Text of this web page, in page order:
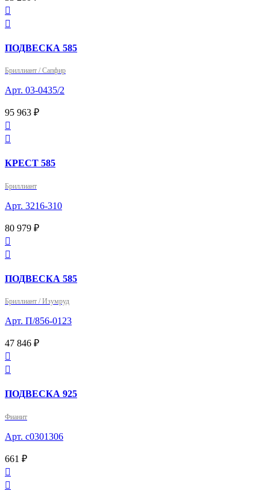


ПОДВЕСКА 585
Бриллиант / Сапфир
Арт. 03-0435/2
95 963 ₽


КРЕСТ 585
Бриллиант
Арт. 3216-310
80 979 ₽


ПОДВЕСКА 585
Бриллиант / Изумруд
Арт. П/856-0123
47 846 ₽


ПОДВЕСКА 925
Фианит
Арт. с0301306
661 ₽

